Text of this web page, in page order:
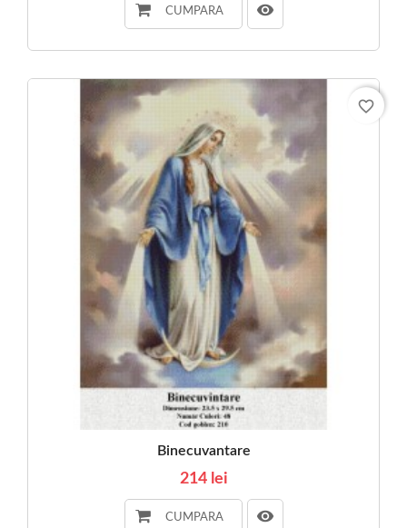
CUMPARA
Binecuvantare
214 lei
CUMPARA
favorite_border